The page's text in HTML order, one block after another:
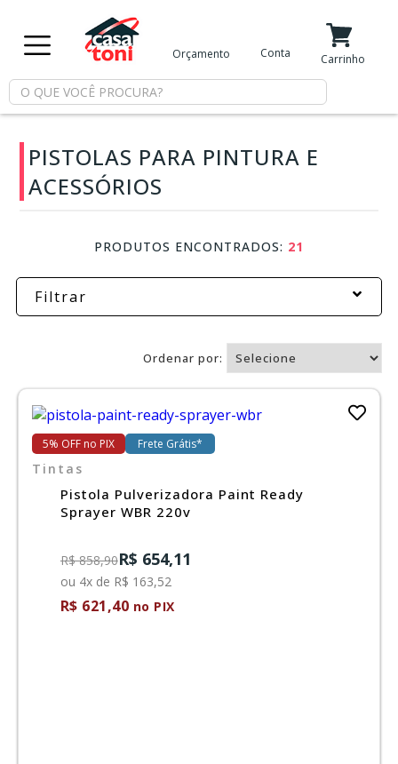
Minha Conta
Meus Favoritos
Departamentos
Tintas
Limpeza
Ferramentas
PROMOÇÃO
Orçamento Conta Carrinho
PISTOLAS PARA PINTURA E
ACESSÓRIOS
PRODUTOS ENCONTRADOS: 21
Filtrar
Ordenar por:
5% OFF no PIX Frete Grátis*
Tintas
Pistola Pulverizadora Paint Ready
Sprayer WBR 220v
R$ 858,90R$ 654,11
ou 4x de R$ 163,52
R$ 621,40 no PIX